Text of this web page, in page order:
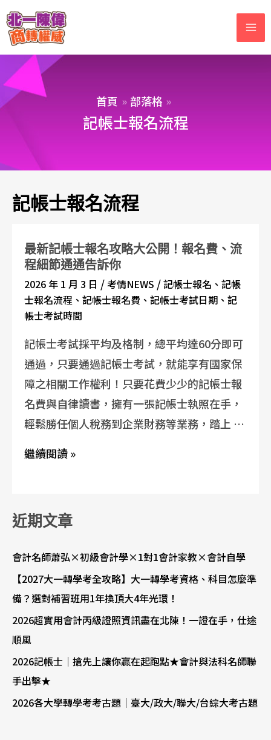
首頁 部落格
記帳士報名流程
記帳士報名流程
最新記帳士報名攻略大公開！報名費、流
程細節通通告訴你
2026 年 1 月 3 日 / 考情NEWS /記帳士報名 、記帳
士報名流程 、記帳士報名費 、記帳士考試日期 、記
帳士考試時間
記帳士考試採平均及格制，總平均達60分即可
通過，只要通過記帳士考試，就能享有國家保
障之相關工作權利！只要花費少少的記帳士報
名費與自律讀書，擁有一張記帳士執照在手，
輕鬆勝任個人稅務到企業財務等業務，踏上 …
繼續閱讀 »
近期文章
會計名師蕭弘×初級會計學×1對1會計家教×會計自學
【2027大一轉學考全攻略】大一轉學考資格、科目怎麼準
備？選對補習班用1年換頂大4年光環！
2026超實用會計丙級證照資訊盡在北陳！一證在手，仕途
順風
2026記帳士｜搶先上讓你贏在起跑點★會計與法科名師聯
手出擊★
2026各大學轉學考考古題｜臺大/政大/聯大/台綜大考古題